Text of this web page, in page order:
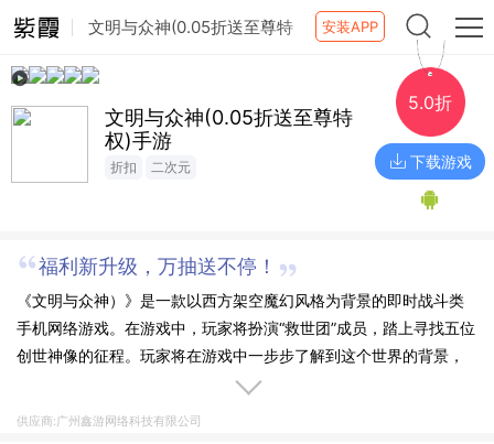
文明与众神(0.05折送至尊特
权)手游
安装APP
文明与众神(0.05折送至尊特
权)手游
折扣 二次元
5.0折
下载游戏
福利新升级，万抽送不停！
《文明与众神）》是一款以西方架空魔幻风格为背景的即时战斗类
手机网络游戏。在游戏中，玩家将扮演“救世团”成员，踏上寻找五位
创世神像的征程。玩家将在游戏中一步步了解到这个世界的背景，
自身之前的经历，通过寻求伙伴，强化武器提升自己，通过加入佣
供应商:广州鑫游网络科技有限公司